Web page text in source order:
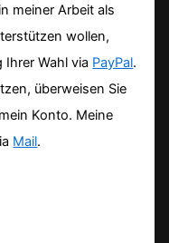
meiner Arbeit als
wollen,
Ihrer Wahl via PayPal.
überweisen Sie
Konto. Meine
Mail.